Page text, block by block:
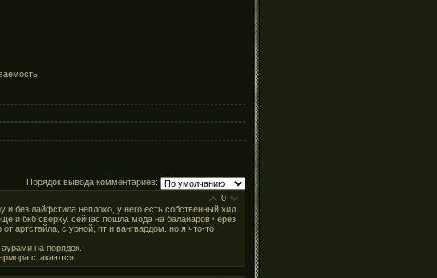
Порядок вывода комментариев:
0
без лайфстила неплохо, у него есть собственный хил.
и бкб сверху. сейчас пошла мода на баланаров через
артстайла, с урной, пт и вангвардом. но я что-то
на порядок.
стакаются.